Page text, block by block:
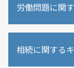
労働問題に関
労働問題 訴え
相続に関する